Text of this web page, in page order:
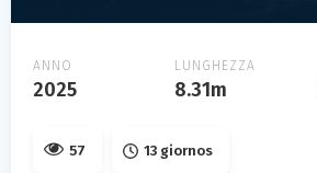
ANNO
2025
LUNGHEZZA
8.31m
57 13 giornos